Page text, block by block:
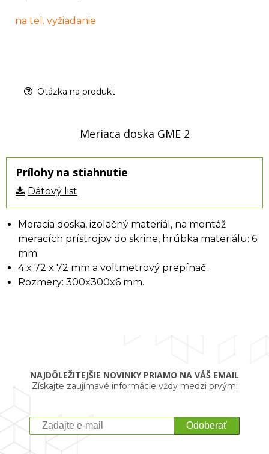
na tel. vyžiadanie
Otázka na produkt
Meriaca doska GME 2
Prílohy na stiahnutie
Dátový list
Meracia doska, izolačný materiál, na montáž
meracích prístrojov do skrine, hrúbka materiálu: 6
mm.
4 x 72 x 72 mm a voltmetrový prepínač.
Rozmery: 300x300x6 mm.
NAJDÔLEŽITEJŠIE NOVINKY PRIAMO NA VÁŠ EMAIL
Získajte zaujímavé informácie vždy medzi prvými
Odoberať